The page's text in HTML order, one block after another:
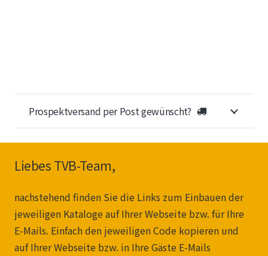
Prospektversand per Post gewünscht?
Liebes TVB-Team,
nachstehend finden Sie die Links zum Einbauen der
jeweiligen Kataloge auf Ihrer Webseite bzw. für Ihre
E-Mails. Einfach den jeweiligen Code kopieren und
auf Ihrer Webseite bzw. in Ihre Gäste E-Mails